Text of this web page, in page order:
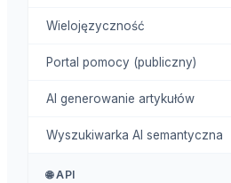
Wielojęzyczność
Portal pomocy (publiczny)
AI generowanie artykułów
Wyszukiwarka AI semantyczna
🌐 API